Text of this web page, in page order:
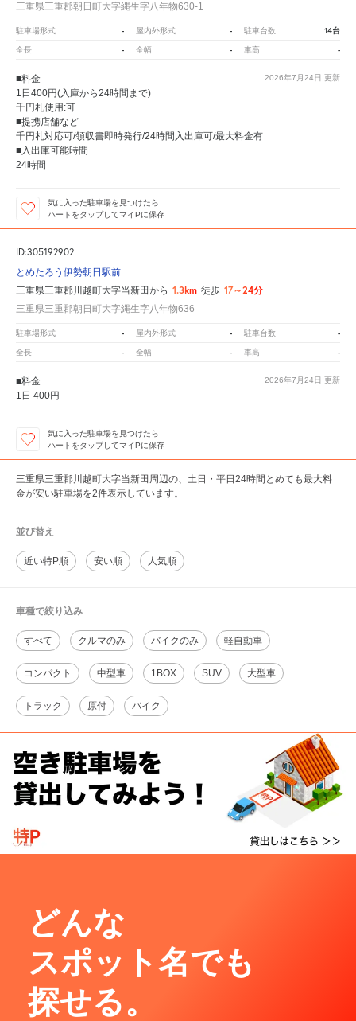
三重県三重郡朝日町大字縄生字八年物630-1
駐車場形式 - 屋内外形式 - 駐車台数 14台
全長 - 全幅 - 車高 -
2026年7月24日 更新
■料金
1日400円(入庫から24時間まで)
千円札使用:可
■提携店舗など
千円札対応可/領収書即時発行/24時間入出庫可/最大料金有
■入出庫可能時間
24時間
気に入った駐車場を見つけたら
ハートをタップしてマイPに保存
ID:305192902
とめたろう伊勢朝日駅前
三重県三重郡川越町大字当新田から 1.3km 徒歩 17～24分
三重県三重郡朝日町大字縄生字八年物636
駐車場形式 - 屋内外形式 - 駐車台数 -
全長 - 全幅 - 車高 -
2026年7月24日 更新
■料金
1日 400円
気に入った駐車場を見つけたら
ハートをタップしてマイPに保存
三重県三重郡川越町大字当新田周辺の、土日・平日24時間とめても最大料
金が安い駐車場を2件表示しています。
並び替え
近い特P順 安い順 人気順
車種で絞り込み
すべて クルマのみ バイクのみ 軽自動車
コンパクト 中型車 1BOX SUV 大型車
トラック 原付 バイク
どんな
スポット名でも
探せる。